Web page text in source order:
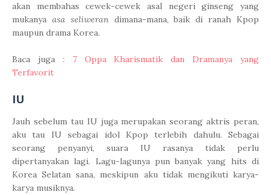
akan membahas cewek-cewek asal negeri ginseng yang
mukanya asa seliwerandimana-mana, baik di ranah Kpop
maupun drama Korea.
Baca juga : 7 Oppa Kharismatik dan Dramanya yang
Terfavorit
IU
Jauh sebelum tau IU juga merupakan seorang aktris peran,
aku tau IU sebagai idol Kpop terlebih dahulu. Sebagai
seorang penyanyi, suara IU rasanya tidak perlu
dipertanyakan lagi. Lagu-lagunya pun banyak yang hits di
Korea Selatan sana, meskipun aku tidak mengikuti karya-
karya musiknya.